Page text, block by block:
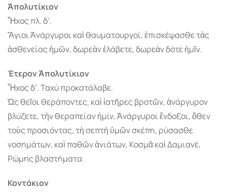
Ἀπολυτίκιον
Ἦχος πλ. δ’.
Ἅγιοι Ἀνάργυροι καὶ θαυματουργοί, ἐπισκέψασθε τὰς
ἀσθενείας ἡμῶν, δωρεὰν ἐλάβετε, δωρεὰν δότε ἡμῖν.
Έτερον Ἀπολυτίκιον
Ἦχος δ’. Ταχύ προκατάλαβε.
Ὡς θεῖοι θεράποντες, καὶ ἰατῆρες βροτῶν, ἀνάργυρον
βλύζετε, τὴν θεραπείαν ἠμίν, Ἀνάργυροι ἔνδοξοι, ὅθεν
τοὺς προσιόντας, τὴ σεπτὴ ὑμῶν σκέπη, ρύσασθε
νοσημάτων, καὶ παθῶν ἀνιάτων, Κοσμᾶ καὶ Δαμιανέ,
Ρώμης βλαστήματα.
Κοντάκιον